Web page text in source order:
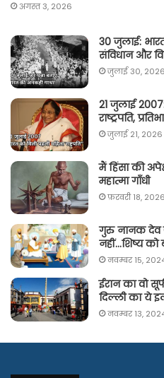
अगस्त 3, 2026
30 जुलाई:
संविधान और
जुलाई 30, 2026
21 जुलाई
राष्ट्रपति,
जुलाई 21, 2026
मैं हिंसा की
महात्मा गाँधी
फ़रवरी 18, 2026
गुरु नानक देव
नहीं…शिष्य को
नवम्बर 15,
ईरान का वो
दिल्ली का ये
नवम्बर 13,